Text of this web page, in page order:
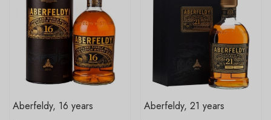
Aberfeldy, 16 years Aberfeldy, 21 years